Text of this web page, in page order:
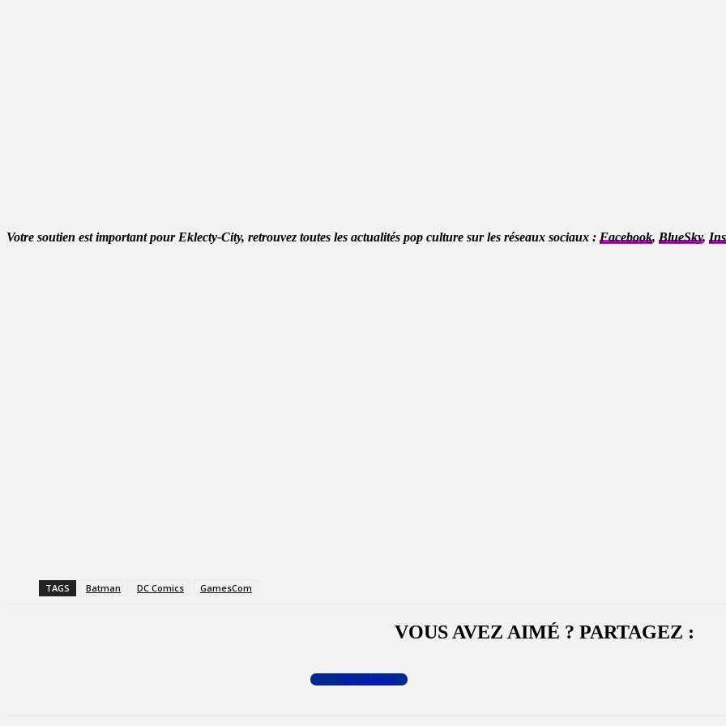
Votre soutien est important pour Eklecty-City, retrouvez toutes les actualités pop culture sur les réseaux sociaux : Facebook, BlueSky,
TAGS Batman DC Comics GamesCom
VOUS AVEZ AIMÉ ? PARTAGEZ :
Commenter